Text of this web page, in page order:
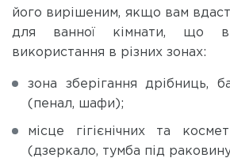
його вирішеним, якщо вам
для ванної кімнати, що
використання в різних зонах:
зона зберігання дрібниць,
(пенал, шафи);
місце гігієнічних та
(дзеркало, тумба під